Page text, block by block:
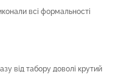
всі формальності
від табору доволі крутий